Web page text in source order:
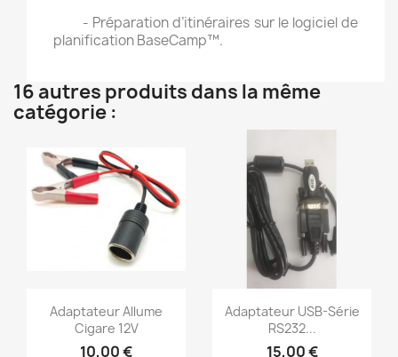
- Préparation d’itinéraires sur le logiciel de
planification BaseCamp™.
16 autres produits dans la même
catégorie :
Aperçu rapide
Adaptateur Allume
Cigare 12V
10,00 €
Aperçu rapide
Adaptateur USB-Série
RS232...
15,00 €